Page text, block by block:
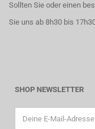
Sollten Sie oder einen
Sie uns ab 8h30 bis
SHOP NEWSLETTER